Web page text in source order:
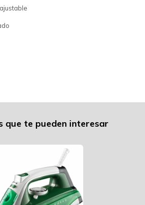
que te pueden interesar